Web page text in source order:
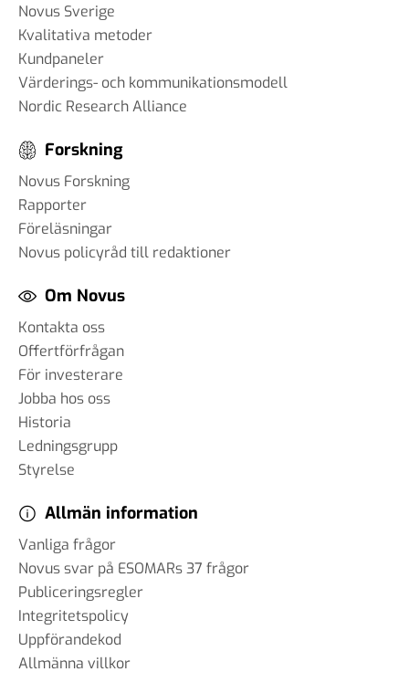
Novus Sverige
Kvalitativa metoder
Kundpaneler
Värderings- och kommunikationsmodell
Nordic Research Alliance
Forskning
Novus Forskning
Rapporter
Föreläsningar
Novus policyråd till redaktioner
Om Novus
Kontakta oss
Offertförfrågan
För investerare
Jobba hos oss
Historia
Ledningsgrupp
Styrelse
Allmän information
Vanliga frågor
Novus svar på ESOMARs 37 frågor
Publiceringsregler
Integritetspolicy
Uppförandekod
Allmänna villkor